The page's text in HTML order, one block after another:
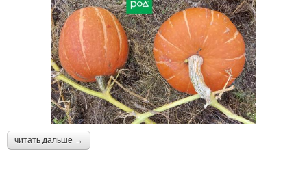
читать дальше →